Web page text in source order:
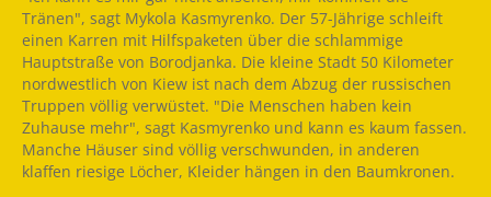
Tränen", sagt Mykola Kasmyrenko. Der 57-Jährige schleift
einen Karren mit Hilfspaketen über die schlammige
Hauptstraße von Borodjanka. Die kleine Stadt 50 Kilometer
nordwestlich von Kiew ist nach dem Abzug der russischen
Truppen völlig verwüstet. "Die Menschen haben kein
Zuhause mehr", sagt Kasmyrenko und kann es kaum fassen.
Manche Häuser sind völlig verschwunden, in anderen
klaffen riesige Löcher, Kleider hängen in den Baumkronen.